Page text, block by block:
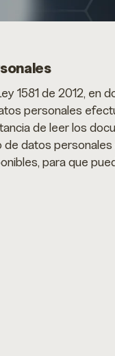
1581 de 2012, en
personales
de leer los
datos
para que